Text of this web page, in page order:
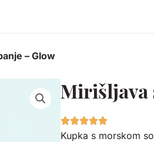
– Glow
Mirišljava
Kupka s morskom